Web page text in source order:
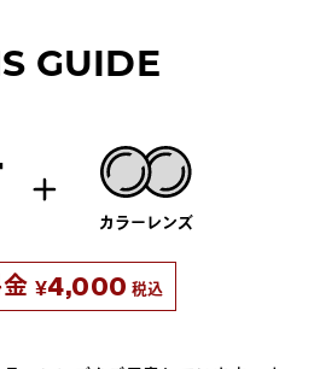
GUIDE
カラーレンズ
¥4,000 税込